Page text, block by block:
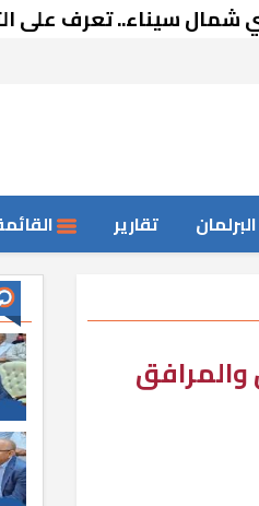
تعرف على التفاصيل
البرلمان تقارير